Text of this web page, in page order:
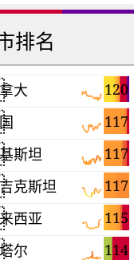
排名
120
大
117
117
斯坦
117
克斯坦
115
西亚
114
尔